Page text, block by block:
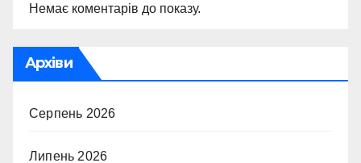
Немає коментарів до показу.
Архіви
Серпень 2026
Липень 2026